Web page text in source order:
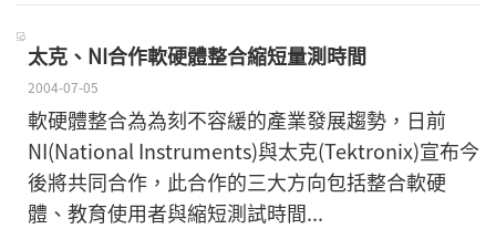
太克、NI合作軟硬體整合縮短量測時間
2004-07-05
軟硬體整合為為刻不容緩的產業發展趨勢，日前
NI(National Instruments)與太克(Tektronix)宣布今
後將共同合作，此合作的三大方向包括整合軟硬
體、教育使用者與縮短測試時間...